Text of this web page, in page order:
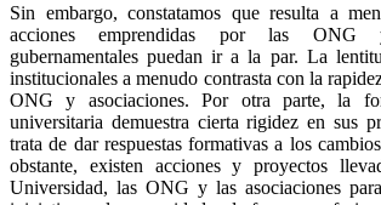
Sin embargo, constatamos que resulta a
acciones emprendidas por las ONG
gubernamentales puedan ir a la par. La
institucionales a menudo contrasta con la
ONG y asociaciones. Por otra parte, la
universitaria demuestra cierta rigidez en sus
trata de dar respuestas formativas a los
obstante, existen acciones y proyectos
Universidad, las ONG y las asociaciones